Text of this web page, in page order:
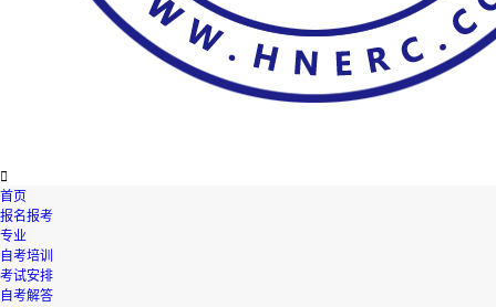

首页
报名报考
专业
自考培训
考试安排
自考解答